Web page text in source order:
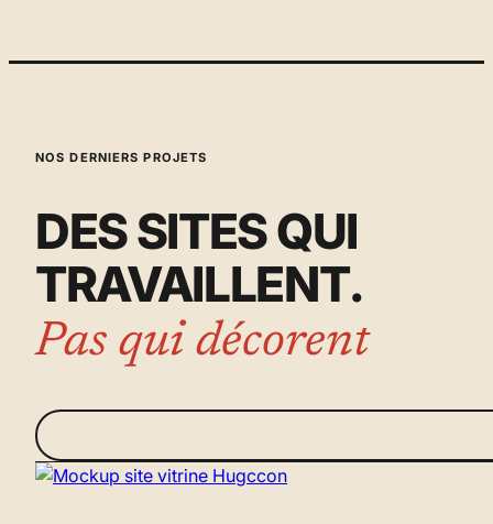
NOS DERNIERS PROJETS
DES SITES QUI
TRAVAILLENT.
Pas qui décorent